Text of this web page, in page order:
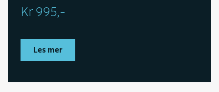
Kr 995,-
Les mer